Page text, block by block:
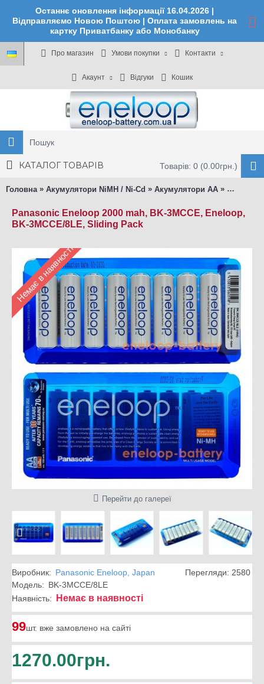
Останнє оновлення інформації 16.04.2026 |
Відправляємо Новою Поштою | Оплата замовлень на
картку Приватбанку або Монобанку
Про магазин Умови покупки Контакти
Акаунт Відгуки Кошик
Товарів: 0 (0.00грн.)
КАТАЛОГ ТОВАРІВ
Головна » Акумулятори NiMH / Ni-Cd » Акумулятори АА » AA
Panasonic Eneloop 2000 mah, BK-3MCCE, Eneloop,
BK-3MCCE/8LE, Sliding Pack
Немає в наявності
Перейти до галереї
Перегляди: 2580
Виробник: Panasonic Eneloop, Japan
Модель: BK-3MCCE/8LE
Наявність:
Немає в наявності
99шт. вже замовлено на сайті
1270.00грн.